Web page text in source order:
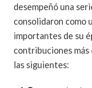
desempeñó una
consolidaron como
importantes de su
contribuciones más
las siguientes: